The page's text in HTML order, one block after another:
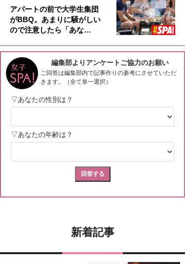
アパートの前で大学生集団
がBBQ。あまりに騒がしい
ので注意したら「あな…
新着記事